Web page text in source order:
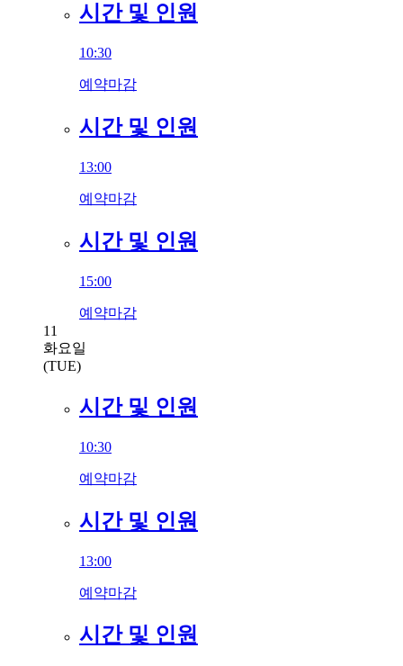
시간 및 인원
10:30
예약마감
시간 및 인원
13:00
예약마감
시간 및 인원
15:00
예약마감
11
화요일
(TUE)
시간 및 인원
10:30
예약마감
시간 및 인원
13:00
예약마감
시간 및 인원